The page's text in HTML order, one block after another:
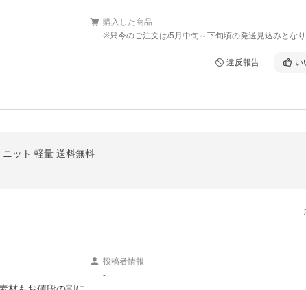
購入した商品
※只今のご注文は/5月中旬～下旬頃の発送見込みとなり
違反報告 い
ット 軽量 送料無料
投稿者情報
-